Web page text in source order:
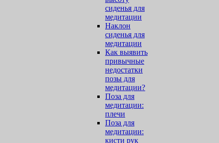
сиденья для
медитации
Наклон
сиденья для
медитации
Как выявить
привычные
недостатки
позы для
медитации?
Поза для
медитации:
плечи
Поза для
медитации:
кисти рук